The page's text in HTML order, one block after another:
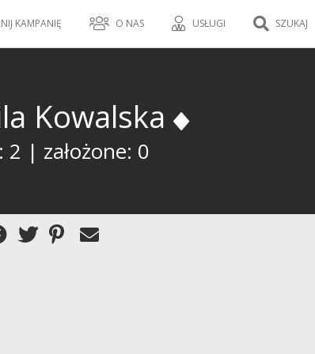
KAMPANIĘ O NAS USŁUGI SZUKAJ
Kowalska
2 | założone: 0